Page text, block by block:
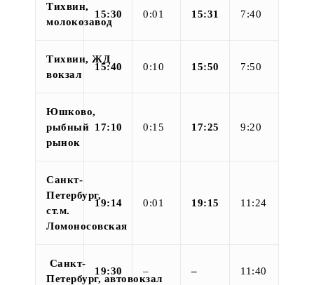
Тихвин,
молокозавод
15:30 0:01 15:31 7:40
Тихвин, ЖД
вокзал
15:40 0:10 15:50 7:50
Юшково,
рыбный
рынок
17:10 0:15 17:25 9:20
Санкт-
Петербург,
ст.м.
Ломоносовская
19:14 0:01 19:15 11:24
Санкт-
Петербург, автовокзал
19:30 – – 11:40